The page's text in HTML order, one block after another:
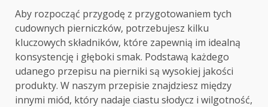
Aby rozpocząć przygodę z przygotowaniem tych
cudownych pierniczków, potrzebujesz kilku
kluczowych składników, które zapewnią im idealną
konsystencję i głęboki smak. Podstawą każdego
udanego przepisu na pierniki są wysokiej jakości
produkty. W naszym przepisie znajdziesz między
innymi miód, który nadaje ciastu słodycz i wilgotność,